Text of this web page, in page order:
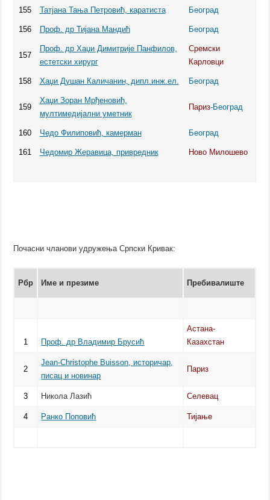
155 Татјана Тања Петровић, каратиста Београд
156 Проф. др Тијана Мандић Београд
157
Проф. др Хаџи Димитрије Панфилов,
естетски хирург
Сремски
Карловци
158 Хаџи Душан Каличанин, дипл.инж.ел. Београд
159
Хаџи Зоран Мрђеновић,
мултимедијални уметник
Париз-Београд
160 Чедо Филиповић, камерман Београд
161 Чедомир Жеравица, привредник Ново Милошево
Почасни чланови удружења Српски Кривак:
Рбр Име и презиме Пребивалиште
1 Проф. др Владимир Брусић
Астана-
Казахстан
2
Јean-Christophe Buisson, историчар,
писац и новинар
Париз
3 Никола Лазић Селевац
4 Ранко Поповић Тијање